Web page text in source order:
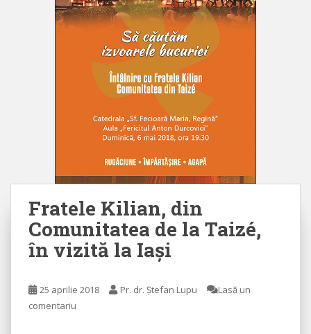
Fratele Kilian, din
Comunitatea de la Taizé,
în vizită la Iaşi
25 aprilie 2018 Pr. dr. Ștefan Lupu
Lasă un
comentariu